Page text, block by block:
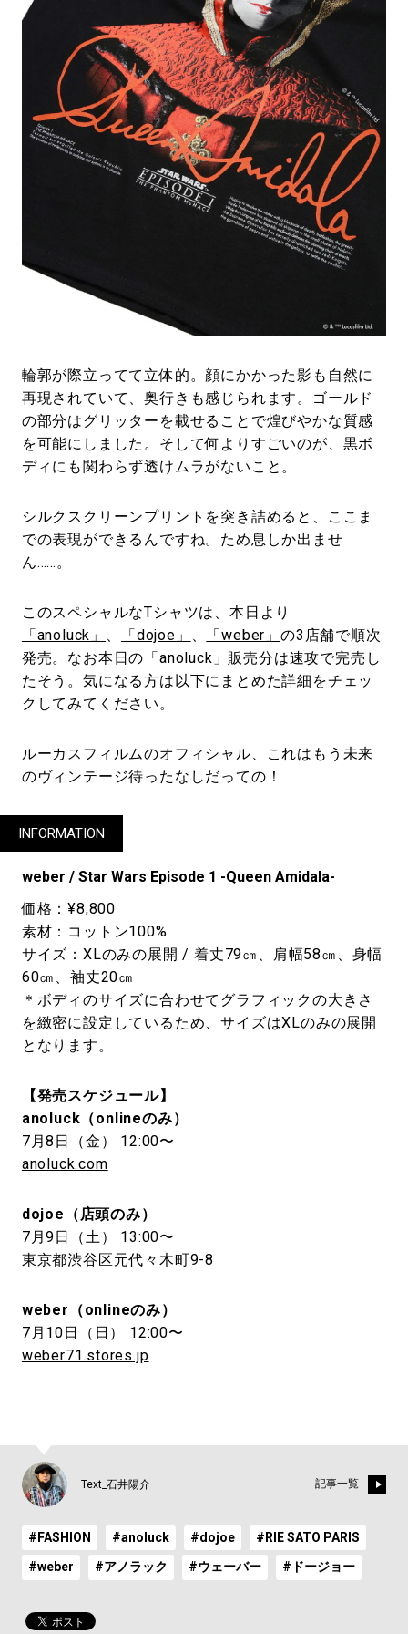
輪郭が際立ってて立体的。顔にかかった影も自然に
再現されていて、奥行きも感じられます。ゴールド
の部分はグリッターを載せることで煌びやかな質感
を可能にしました。そして何よりすごいのが、黒ボ
ディにも関わらず透けムラがないこと。
シルクスクリーンプリントを突き詰めると、ここま
での表現ができるんですね。ため息しか出ませ
ん……。
このスペシャルなTシャツは、本日より
「anoluck」
「dojoe」 「weber」 の3店舗で順次
発売。なお本日の「anoluck」販売分は速攻で完売し
たそう。気になる方は以下にまとめた詳細をチェッ
クしてみてください。
ルーカスフィルムのオフィシャル、これはもう未来
のヴィンテージ待ったなしだっての！
INFORMATION
weber / Star Wars Episode 1 -Queen Amidala-
価格：¥8,800
素材：コットン100%
サイズ：XLのみの展開 / 着丈79㎝、肩幅58㎝、身幅
60㎝、袖丈20㎝
＊ボディのサイズに合わせてグラフィックの大きさ
を緻密に設定しているため、サイズはXLのみの展開
となります。
【発売スケジュール】
anoluck（onlineのみ）
7月8日（金） 12:00〜
anoluck.com
dojoe（店頭のみ）
7月9日（土） 13:00〜
東京都渋谷区元代々木町9-8
weber（onlineのみ）
7月10日（日） 12:00〜
weber71.stores.jp
Text_石井陽介 記事一覧
#FASHION #anoluck #dojoe #RIE SATO PARIS
#weber #アノラック #ウェーバー #ドージョー